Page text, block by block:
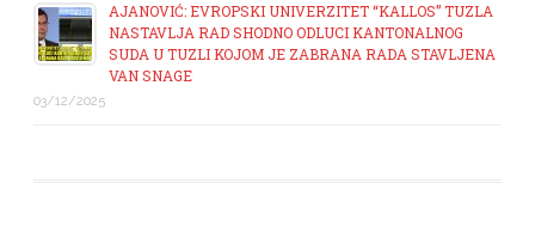
AJANOVIĆ: EVROPSKI UNIVERZITET “KALLOS” TUZLA
NASTAVLJA RAD SHODNO ODLUCI KANTONALNOG
SUDA U TUZLI KOJOM JE ZABRANA RADA STAVLJENA
VAN SNAGE
03/12/2025